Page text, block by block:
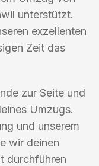
unterstützt.
exzellenten
Zeit das
zur Seite und
Umzugs.
und unserem
wir deinen
durchführen